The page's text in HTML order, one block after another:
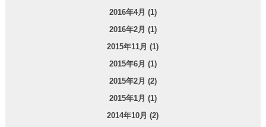
2016年4月 (1)
2016年2月 (1)
2015年11月 (1)
2015年6月 (1)
2015年2月 (2)
2015年1月 (1)
2014年10月 (2)